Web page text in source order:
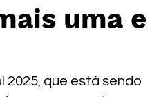
uma e
2025, que está sendo